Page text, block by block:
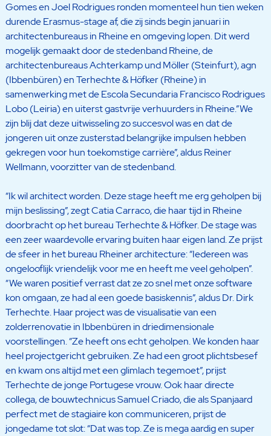
Gomes en Joel Rodrigues ronden momenteel hun tien weken
durende Erasmus-stage af, die zij sinds begin januari in
architectenbureaus in Rheine en omgeving lopen. Dit werd
mogelijk gemaakt door de stedenband Rheine, de
architectenbureaus Achterkamp und Möller (Steinfurt), agn
(Ibbenbüren) en Terhechte & Höfker (Rheine) in
samenwerking met de Escola Secundaria Francisco Rodrigues
Lobo (Leiria) en uiterst gastvrije verhuurders in Rheine.”We
zijn blij dat deze uitwisseling zo succesvol was en dat de
jongeren uit onze zusterstad belangrijke impulsen hebben
gekregen voor hun toekomstige carrière”, aldus Reiner
Wellmann, voorzitter van de stedenband.
“Ik wil architect worden. Deze stage heeft me erg geholpen bij
mijn beslissing”, zegt Catia Carraco, die haar tijd in Rheine
doorbracht op het bureau Terhechte & Höfker. De stage was
een zeer waardevolle ervaring buiten haar eigen land. Ze prijst
de sfeer in het bureau Rheiner architecture: “Iedereen was
ongelooflijk vriendelijk voor me en heeft me veel geholpen”.
“We waren positief verrast dat ze zo snel met onze software
kon omgaan, ze had al een goede basiskennis”, aldus Dr. Dirk
Terhechte. Haar project was de visualisatie van een
zolderrenovatie in Ibbenbüren in driedimensionale
voorstellingen. “Ze heeft ons echt geholpen. We konden haar
heel projectgericht gebruiken. Ze had een groot plichtsbesef
en kwam ons altijd met een glimlach tegemoet”, prijst
Terhechte de jonge Portugese vrouw. Ook haar directe
collega, de bouwtechnicus Samuel Criado, die als Spanjaard
perfect met de stagiaire kon communiceren, prijst de
jongedame tot slot: “Dat was top. Ze is mega aardig en super